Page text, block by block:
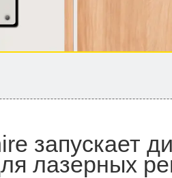
запускает
лазерных